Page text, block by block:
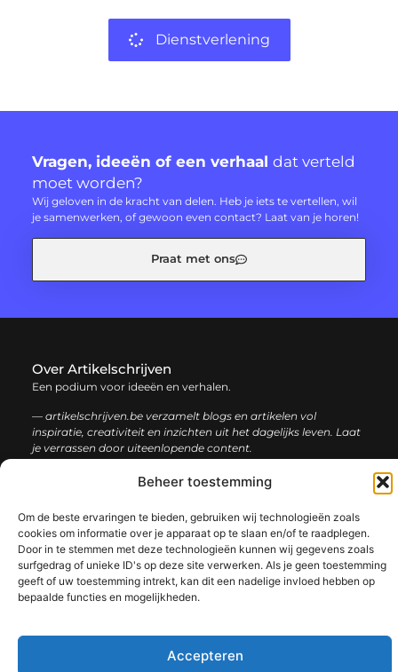
Beheer toestemming
Om de beste ervaringen te bieden, gebruiken wij technologieën zoals
cookies om informatie over je apparaat op te slaan en/of te raadplegen.
Door in te stemmen met deze technologieën kunnen wij gegevens zoals
surfgedrag of unieke ID's op deze site verwerken. Als je geen toestemming
geeft of uw toestemming intrekt, kan dit een nadelige invloed hebben op
bepaalde functies en mogelijkheden.
Accepteren
Dienstverlening
Vragen, ideeën of een verhaal dat verteld
moet worden?
Wij geloven in de kracht van delen. Heb je iets te vertellen, wil
je samenwerken, of gewoon even contact? Laat van je horen!
Praat met ons
Over Artikelschrijven
Een podium voor ideeën en verhalen.
— artikelschrijven.be verzamelt blogs en artikelen vol
inspiratie, creativiteit en inzichten uit het dagelijks leven. Laat
je verrassen door uiteenlopende content.
informatie